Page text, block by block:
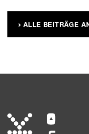
› ALLE BEITRÄGE